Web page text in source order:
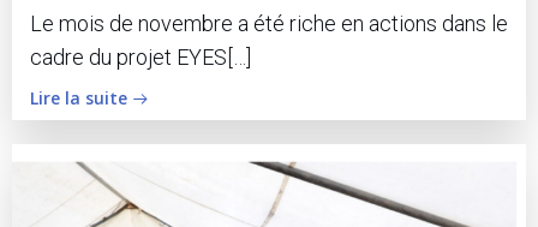
Le mois de novembre a été riche en actions dans le
cadre du projet EYES[…]
Lire la suite